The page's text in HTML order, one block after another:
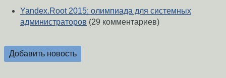
Yandex.Root 2015: олимпиада для системных
администраторов (29 комментариев)
Добавить новость